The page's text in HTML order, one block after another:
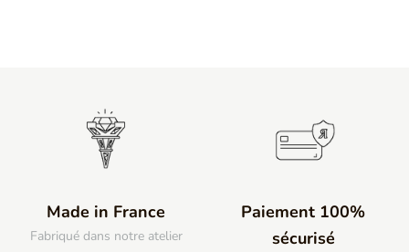
Made in France
Fabriqué dans notre atelier
Paiement 100%
sécurisé